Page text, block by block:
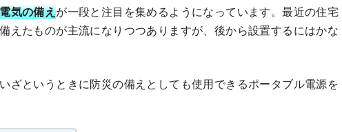
電気の備えが一段と注目を集めるようになっています。最近の住宅
えたものが主流になりつつありますが、後から設置するにはかな
ざというときに防災の備えとしても使用できるポータブル電源を